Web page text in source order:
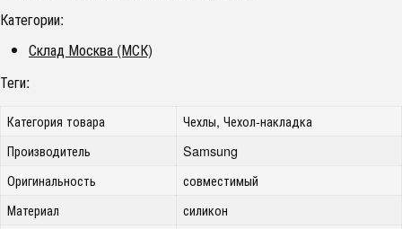
Категории:
Склад Москва (МСК)
Теги:
Категория товара
Чехлы, Чехол-накладка
Производитель
Samsung
Оригинальность
совместимый
Материал
силикон